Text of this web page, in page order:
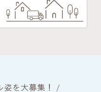
姿を大募集！ /